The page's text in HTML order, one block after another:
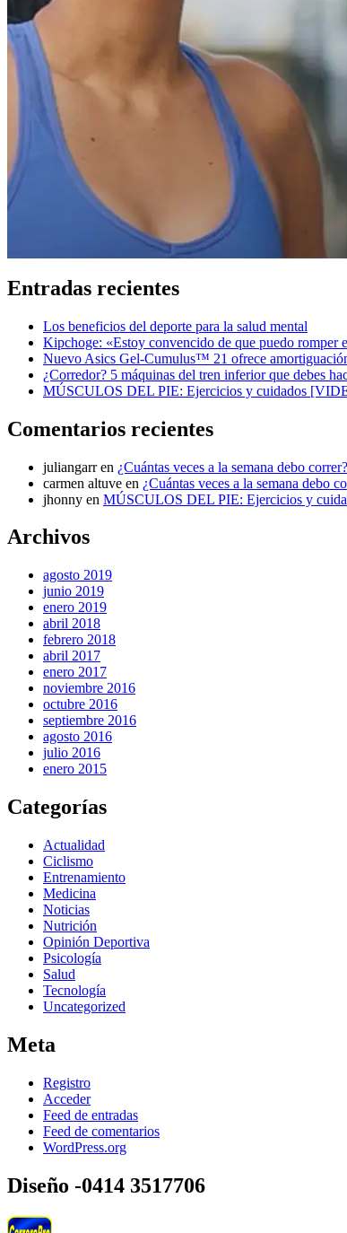
Entradas recientes
Los beneficios del deporte para la salud mental
Kipchoge: «Estoy convencido de que puedo romper
Nuevo Asics Gel-Cumulus™ 21 ofrece
¿Corredor? 5 máquinas del tren inferior que debes
MÚSCULOS DEL PIE: Ejercicios y cuidados
Comentarios recientes
juliangarren ¿Cuántas veces a la semana debo
carmen altuve en ¿Cuántas veces a la semana debo
jhonny en MÚSCULOS DEL PIE: Ejercicios y
Archivos
agosto 2019
junio 2019
enero 2019
abril 2018
febrero 2018
abril 2017
enero 2017
noviembre 2016
octubre 2016
septiembre 2016
agosto 2016
julio 2016
enero 2015
Categorías
Actualidad
Ciclismo
Entrenamiento
Medicina
Noticias
Nutrición
Opinión Deportiva
Psicología
Salud
Tecnología
Uncategorized
Meta
Registro
Acceder
Feed de entradas
Feed de comentarios
WordPress.org
Diseño -0414 3517706